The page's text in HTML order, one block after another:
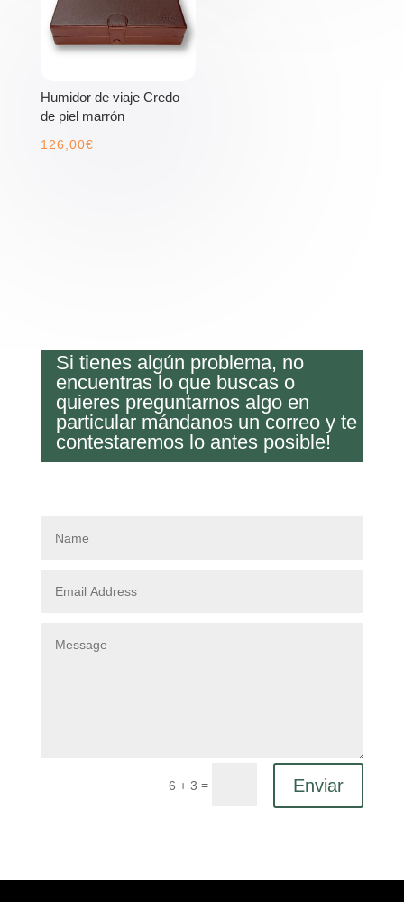
Humidor de viaje Credo
de piel marrón
126,00€
Si tienes algún problema, no
encuentras lo que buscas o
quieres preguntarnos algo en
particular mándanos un correo y te
contestaremos lo antes posible!
6 + 3 = Enviar